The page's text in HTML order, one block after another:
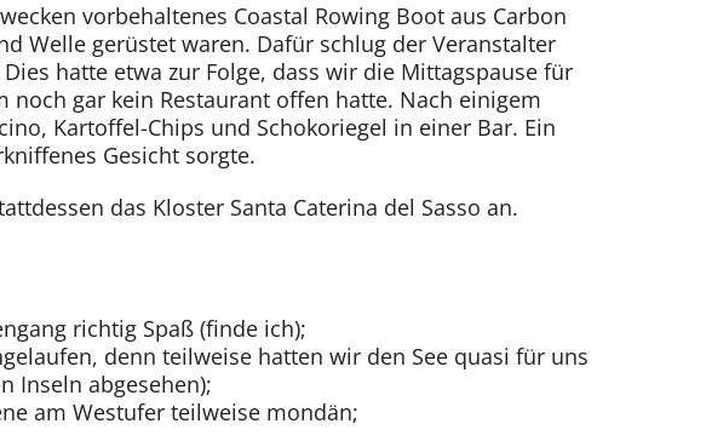
vorbehaltenes Coastal Rowing Boot aus Carbon
Welle gerüstet waren. Dafür schlug der Veranstalter
hatte etwa zur Folge, dass wir die Mittagspause für
gar kein Restaurant offen hatte. Nach einigem
Kartoffel-Chips und Schokoriegel in einer Bar. Ein
Gesicht sorgte.
das Kloster Santa Caterina del Sasso an.
richtig Spaß (finde ich);
denn teilweise hatten wir den See quasi für uns
Inseln abgesehen);
am Westufer teilweise mondän;